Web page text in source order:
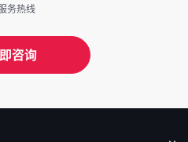
务热线
咨询